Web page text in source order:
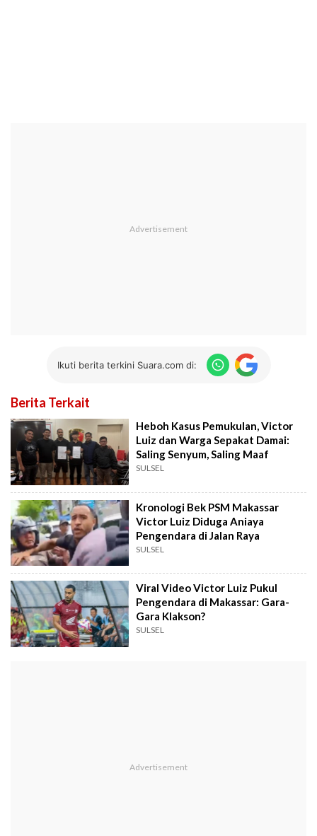
Ikuti berita terkini Suara.com di:
Berita Terkait
Heboh Kasus Pemukulan, Victor
Luiz dan Warga Sepakat Damai:
Saling Senyum, Saling Maaf
SULSEL
Kronologi Bek PSM Makassar
Victor Luiz Diduga Aniaya
Pengendara di Jalan Raya
SULSEL
Viral Video Victor Luiz Pukul
Pengendara di Makassar: Gara-
Gara Klakson?
SULSEL